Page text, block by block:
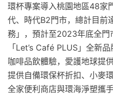
環杯專案導入桃園地區48家
代、時代B2門市，總計目前
務」，預計至2023年底全門
「Let’s Café PLUS」全新
咖啡品飲體驗，愛護地球提
提供自備環保杯折扣、小麥
全家便利商店與環海淨塑攜